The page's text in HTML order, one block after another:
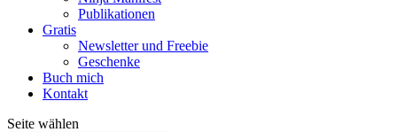
Publikationen
Gratis
Newsletter und Freebie
Geschenke
Buch mich
Kontakt
Seite wählen